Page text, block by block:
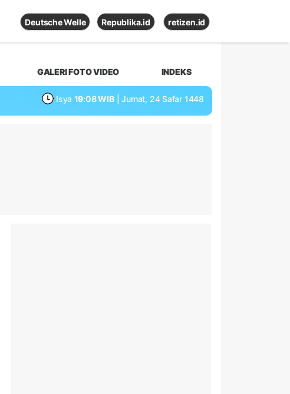
Deutsche Welle Republika.id retizen.id
GALERI FOTO VIDEO INDEKS
Isya 19:08 WIB | Jumat, 24 Safar 1448